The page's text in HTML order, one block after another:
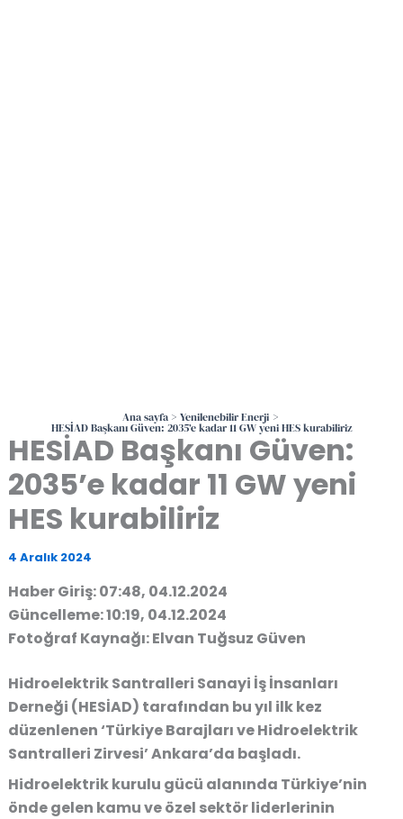
Ana sayfa Yenilenebilir Enerji
HESİAD Başkanı Güven: 2035’e kadar 11 GW yeni HES kurabiliriz
HESİAD Başkanı Güven:
2035’e kadar 11 GW yeni
HES kurabiliriz
4 Aralık 2024
Haber Giriş: 07:48, 04.12.2024
Güncelleme: 10:19, 04.12.2024
Fotoğraf Kaynağı: Elvan Tuğsuz Güven
Hidroelektrik Santralleri Sanayi İş İnsanları
Derneği (HESİAD) tarafından bu yıl ilk kez
düzenlenen ‘Türkiye Barajları ve Hidroelektrik
Santralleri Zirvesi’ Ankara’da başladı.
Hidroelektrik kurulu gücü alanında Türkiye’nin
önde gelen kamu ve özel sektör liderlerinin